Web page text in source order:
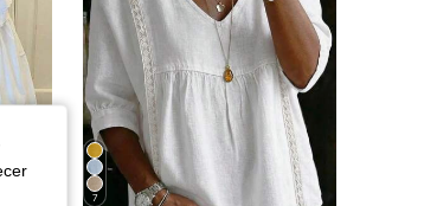
14K 652K
14K 652K
7